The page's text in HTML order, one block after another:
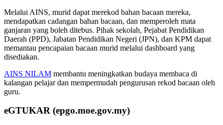
Melalui AINS, murid dapat merekod bahan bacaan mereka,
mendapatkan cadangan bahan bacaan, dan memperoleh mata
ganjaran yang boleh ditebus. Pihak sekolah, Pejabat Pendidikan
Daerah (PPD), Jabatan Pendidikan Negeri (JPN), dan KPM dapat
memantau pencapaian bacaan murid melalui dashboard yang
disediakan.
AINS NILAM membantu meningkatkan budaya membaca di
kalangan pelajar dan mempermudah pengurusan rekod bacaan oleh
guru.
eGTUKAR (epgo.moe.gov.my)